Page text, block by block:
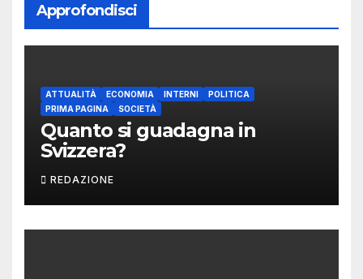
Approfondisci
ATTUALITÀ ECONOMIA INTERNI
POLITICA
PRIMA PAGINA
SOCIETÀ
Quanto si guadagna in
Svizzera?
REDAZIONE